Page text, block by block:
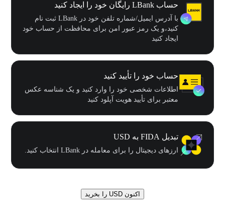
حساب LBank رایگان خود را ایجاد کنید
با آدرس ایمیل/شماره تلفن خود در LBank ثبت نام
کنید،و یک رمز عبور امن برای محافظت از حساب خود
ایجاد کنید
حساب خود را تأیید کنید
اطلاعات شخصی خود را وارد کنید و یک شناسه عکس
معتبر برای تأیید هویت آپلود کنید
تبدیل FIDA به USD
ارزهای دیجیتال را برای معامله در LBank انتخاب کنید.
اکنون USD را بخرید